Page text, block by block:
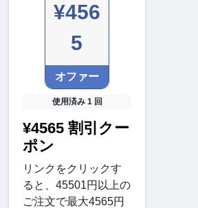
¥456
5
オファー
使用済み 1 回
¥4565 割引クー
ポン
リンクをクリックす
ると、45501円以上の
ご注文で最大4565円